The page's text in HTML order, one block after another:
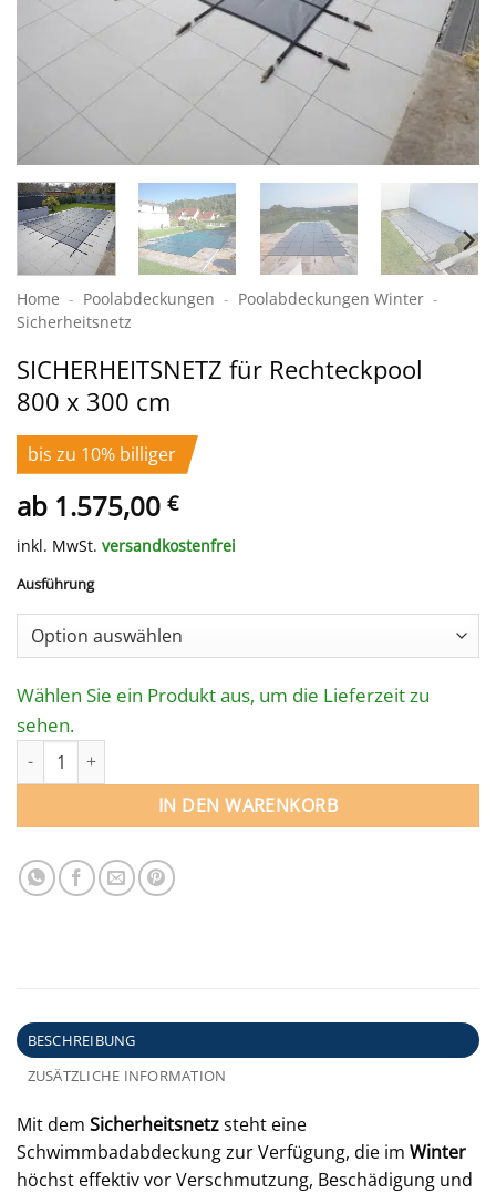
Home - Poolabdeckungen - Pool­abdeckungen Winter -
Sicherheits­netz
SICHERHEITS­NETZ für Rechteckpool
800 x 300 cm
bis zu 10% billiger
ab 1.575,00 €
inkl. MwSt. versandkostenfrei
Ausführung
Wählen Sie ein Produkt aus, um die Lieferzeit zu
sehen.
SICHERHEITS­NETZ für Rechteckpool 800 x 300 cm Menge
IN DEN WARENKORB
BESCHREIBUNG
ZUSÄTZLICHE INFORMATION
Mit dem Sicherheitsnetzsteht eine
Schwimmbadabdeckung zur Verfügung, die im Winter
höchst effektiv vor Verschmutzung, Beschädigung und